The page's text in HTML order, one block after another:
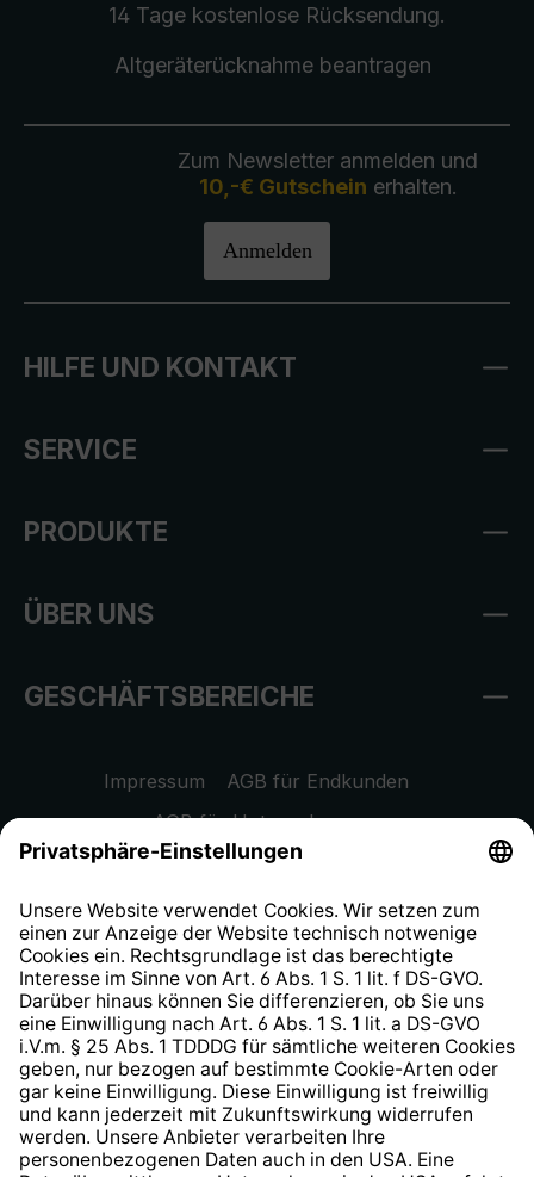
14 Tage kostenlose Rücksendung.
Altgeräterücknahmebeantragen
Zum Newsletter anmelden und
10,-€ Gutschein erhalten.
Anmelden
HILFE UND KONTAKT
SERVICE
PRODUKTE
ÜBER UNS
GESCHÄFTSBEREICHE
Impressum
AGB für Endkunden
AGB für Unternehmen
Datenschutzhinweis
Widerrufsrecht
Hinweisgeberschutzsystem
Barrierefreiheit